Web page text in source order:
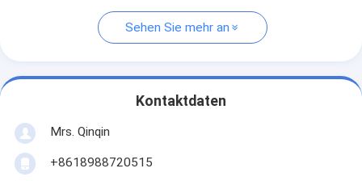
Sehen Sie mehr an
Kontaktdaten
Mrs. Qinqin
+8618988720515